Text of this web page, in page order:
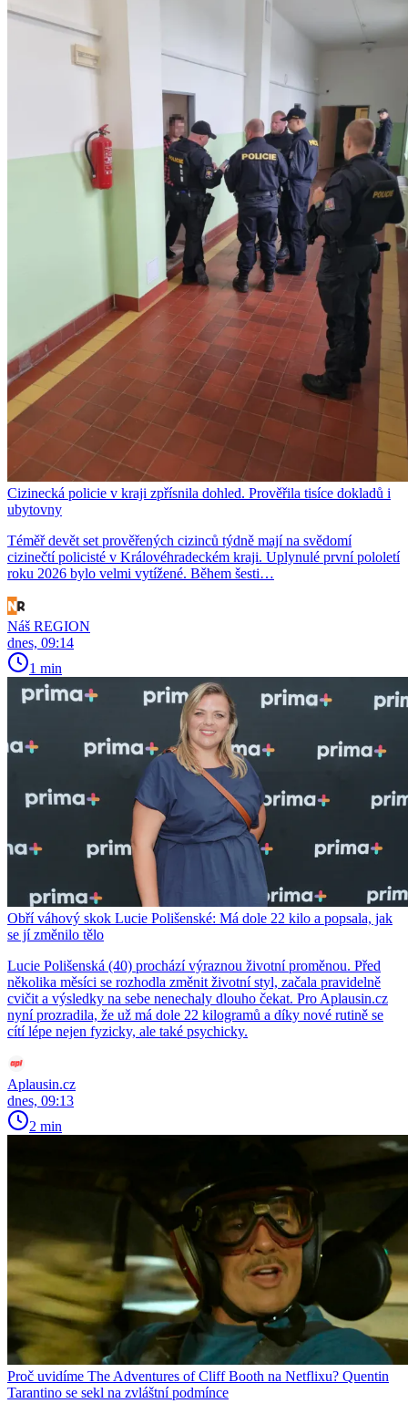
Cizinecká policie v kraji zpřísnila dohled. Prověřila tisíce dokladů i
ubytovny
Téměř devět set prověřených cizinců týdně mají na svědomí
cizinečtí policisté v Královéhradeckém kraji. Uplynulé první pololetí
roku 2026 bylo velmi vytížené. Během šesti…
Náš REGION
dnes, 09:14
1 min
Obří váhový skok Lucie Polišenské: Má dole 22 kilo a popsala, jak
se jí změnilo tělo
Lucie Polišenská (40) prochází výraznou životní proměnou. Před
několika měsíci se rozhodla změnit životní styl, začala pravidelně
cvičit a výsledky na sebe nenechaly dlouho čekat. Pro Aplausin.cz
nyní prozradila, že už má dole 22 kilogramů a díky nové rutině se
cítí lépe nejen fyzicky, ale také psychicky.
Aplausin.cz
dnes, 09:13
2 min
Proč uvidíme The Adventures of Cliff Booth na Netflixu? Quentin
Tarantino se sekl na zvláštní podmínce